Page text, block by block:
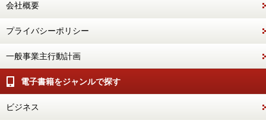
会社概要
プライバシーポリシー
一般事業主行動計画
電子書籍をジャンルで探す
ビジネス